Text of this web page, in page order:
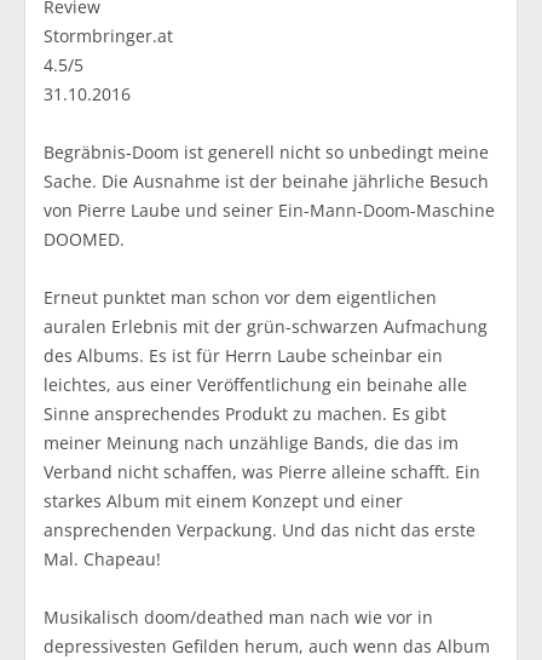
Review
Stormbringer.at
4.5/5
31.10.2016
Begräbnis-Doom ist generell nicht so unbedingt meine
Sache. Die Ausnahme ist der beinahe jährliche Besuch
von Pierre Laube und seiner Ein-Mann-Doom-Maschine
DOOMED.
Erneut punktet man schon vor dem eigentlichen
auralen Erlebnis mit der grün-schwarzen Aufmachung
des Albums. Es ist für Herrn Laube scheinbar ein
leichtes, aus einer Veröffentlichung ein beinahe alle
Sinne ansprechendes Produkt zu machen. Es gibt
meiner Meinung nach unzählige Bands, die das im
Verband nicht schaffen, was Pierre alleine schafft. Ein
starkes Album mit einem Konzept und einer
ansprechenden Verpackung. Und das nicht das erste
Mal. Chapeau!
Musikalisch doom/deathed man nach wie vor in
depressivesten Gefilden herum, auch wenn das Album